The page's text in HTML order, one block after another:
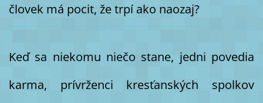
človek má pocit, že trpí ako naozaj?
Keď sa niekomu niečo stane, jedni povedia
karma, prívrženci kresťanských spolkov